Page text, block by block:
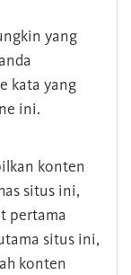
yang
kata yang
ini.
konten
situs ini,
pertama
situs ini,
konten